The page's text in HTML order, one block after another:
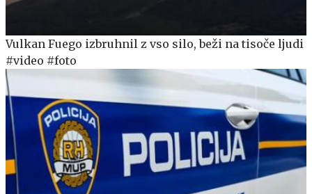
Vulkan Fuego izbruhnil z vso silo, beži na tisoče ljudi
#video #foto